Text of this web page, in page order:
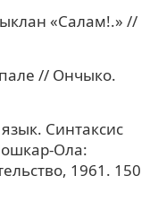
«Салам!.» //
// Ончыко.
Синтаксис
Ола:
1961. 150